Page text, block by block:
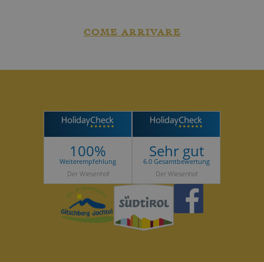
COME ARRIVARE
100%
Weiterempfehlung
Der Wiesenhof
Sehr gut
6.0 Gesamtbewertung
Der Wiesenhof